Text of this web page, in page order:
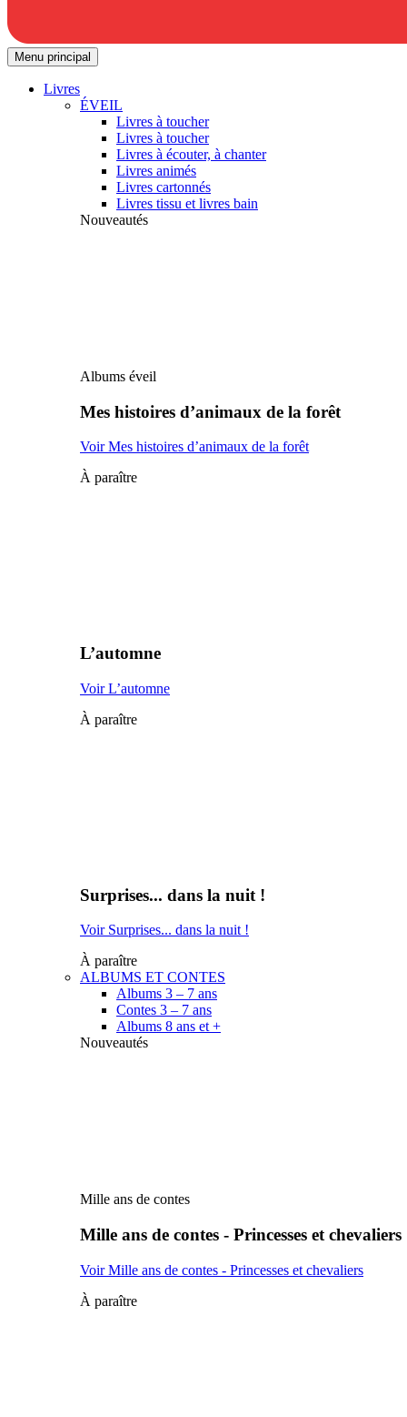
Menu principal
Livres
ÉVEIL
Livres à toucher
Livres à toucher
Livres à écouter, à chanter
Livres animés
Livres cartonnés
Livres tissu et livres bain
Nouveautés
Albums éveil
Mes histoires d’animaux de la forêt
Voir Mes histoires d’animaux de la forêt
À paraître
L’automne
Voir L’automne
À paraître
Surprises... dans la nuit !
Voir Surprises... dans la nuit !
À paraître
ALBUMS ET CONTES
Albums 3 – 7 ans
Contes 3 – 7 ans
Albums 8 ans et +
Nouveautés
Mille ans de contes
Mille ans de contes - Princesses et chevaliers
Voir Mille ans de contes - Princesses et chevaliers
À paraître